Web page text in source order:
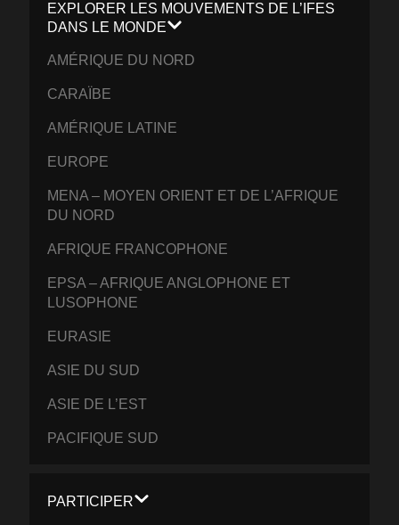
EXPLORER LES MOUVEMENTS DE L’IFES
DANS LE MONDE
AMÉRIQUE DU NORD
CARAÏBE
AMÉRIQUE LATINE
EUROPE
MENA – MOYEN ORIENT ET DE L’AFRIQUE
DU NORD
AFRIQUE FRANCOPHONE
EPSA – AFRIQUE ANGLOPHONE ET
LUSOPHONE
EURASIE
ASIE DU SUD
ASIE DE L’EST
PACIFIQUE SUD
PARTICIPER